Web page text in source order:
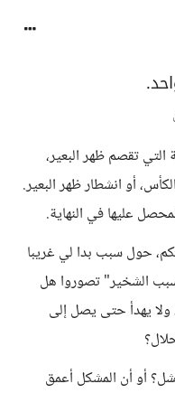
تقصم ظهر البعير،
أو انشطار ظهر البعير.
عليها في النهاية.
حول سبب بدا لي غريبا
الشخير" تصوروا هل
ولا يهدأ حتى يصل إلى
أو أن المشكل أعمق